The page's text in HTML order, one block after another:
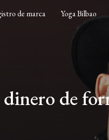
de marca Yoga Bilbao
dinero de